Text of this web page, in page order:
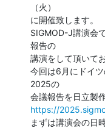
（火）
に開催致します。
SIGMOD-J講演会
報告の
講演をして頂いて
今回は6月にドイ
2025の
https://
まずは講演会の日